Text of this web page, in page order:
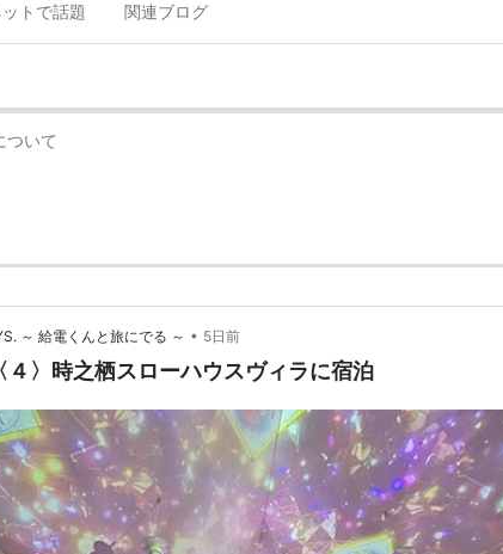
トで話題 関連ブログ
ついて
～ 給電くんと旅にでる ～ • 5日前
４〉時之栖スローハウスヴィラに宿泊